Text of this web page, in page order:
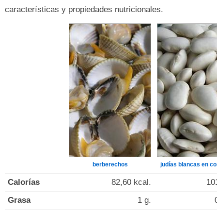
características y propiedades nutricionales.
berberechos judías blancas en
Calorías 82,60 kcal.
Grasa
1 g.